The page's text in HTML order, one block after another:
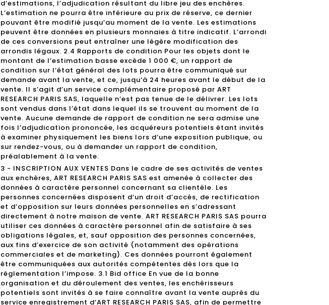
d’estimations, l’adjudication résultant du libre jeu des enchères.
L’estimation ne pourra être inférieure au prix de réserve, ce dernier
pouvant être modifié jusqu’au moment de la vente. Les estimations
peuvent être données en plusieurs monnaies à titre indicatif. L’arrondi
de ces conversions peut entraîner une légère modification des
arrondis légaux. 2.4 Rapports de condition Pour les objets dont le
montant de l’estimation basse excède 1 000 €, un rapport de
condition sur l’état général des lots pourra être communiqué sur
demande avant la vente, et ce, jusqu’à 24 heures avant le début de la
vente. Il s’agit d’un service complémentaire proposé par ART
RESEARCH PARIS SAS, laquelle n’est pas tenue de le délivrer. Les lots
sont vendus dans l’état dans lequel ils se trouvent au moment de la
vente. Aucune demande de rapport de condition ne sera admise une
fois l’adjudication prononcée, les acquéreurs potentiels étant invités
à examiner physiquement les biens lors d’une exposition publique, ou
sur rendez-vous, ou à demander un rapport de condition,
préalablement à la vente.
3 - INSCRIPTION AUX VENTES Dans le cadre de ses activités de ventes
aux enchères, ART RESEARCH PARIS SAS est amenée à collecter des
données à caractère personnel concernant sa clientèle. Les
personnes concernées disposent d’un droit d’accès, de rectification
et d’opposition sur leurs données personnelles en s’adressant
directement à notre maison de vente. ART RESEARCH PARIS SAS pourra
utiliser ces données à caractère personnel afin de satisfaire à ses
obligations légales, et, sauf opposition des personnes concernées,
aux fins d’exercice de son activité (notamment des opérations
commerciales et de marketing). Ces données pourront également
être communiquées aux autorités compétentes dès lors que la
réglementation l’impose. 3.1 Bid office En vue de la bonne
organisation et du déroulement des ventes, les enchérisseurs
potentiels sont invités à se faire connaître avant la vente auprès du
service enregistrement d’ART RESEARCH PARIS SAS, afin de permettre